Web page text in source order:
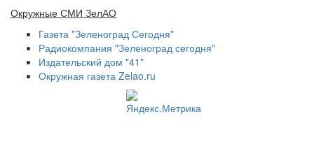
Окружные СМИ ЗелАО
Газета "Зеленоград Сегодня"
Радиокомпания "Зеленоград сегодня"
Издательский дом "41"
Окружная газета Zelao.ru